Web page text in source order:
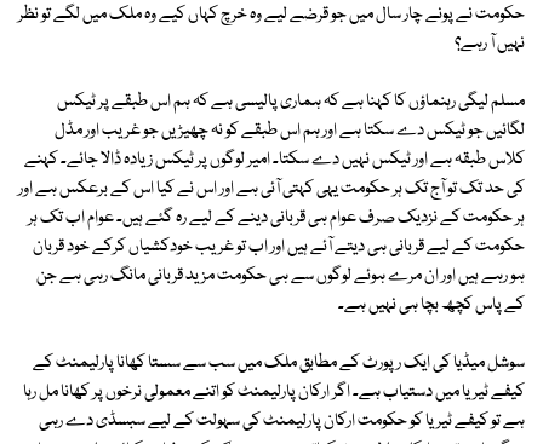
حکومت نے پونے چار سال میں جو قرضے لیے وہ خرچ کہاں کیے وہ ملک میں لگے تو نظر
نہیں آ رہے؟
مسلم لیگی رہنماؤں کا کہنا ہے کہ ہماری پالیسی ہے کہ ہم اس طبقے پر ٹیکس
لگائیں جو ٹیکس دے سکتا ہے اور ہم اس طبقے کو نہ چھیڑیں جو غریب اور مڈل
کلاس طبقہ ہے اور ٹیکس نہیں دے سکتا۔ امیر لوگوں پر ٹیکس زیادہ ڈالا جائے۔ کہنے
کی حد تک تو آج تک ہر حکومت یہی کہتی آئی ہے اور اس نے کیا اس کے برعکس ہے اور
ہر حکومت کے نزدیک صرف عوام ہی قربانی دینے کے لیے رہ گئے ہیں۔ عوام اب تک ہر
حکومت کے لیے قربانی ہی دیتے آئے ہیں اور اب تو غریب خودکشیاں کرکے خود قربان
ہو رہے ہیں اور ان مرے ہوئے لوگوں سے ہی حکومت مزید قربانی مانگ رہی ہے جن
کے پاس کچھ بچا ہی نہیں ہے۔
سوشل میڈیا کی ایک رپورٹ کے مطابق ملک میں سب سے سستا کھانا پارلیمنٹ کے
کیفے ٹیریا میں دستیاب ہے۔ اگر ارکان پارلیمنٹ کو اتنے معمولی نرخوں پر کھانا مل رہا
ہے تو کیفے ٹیریا کو حکومت ارکان پارلیمنٹ کی سہولت کے لیے سبسڈی دے رہی